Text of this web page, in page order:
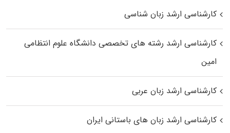
کارشناسی ارشد زبان شناسی
کارشناسی ارشد رﺷﺘﻪ ﻫﺎی تخصصی داﻧﺸﮕﺎه ﻋﻠﻮم انتظامی
اﻣﻴﻦ
کارشناسی ارشد زبان عربی
کارشناسی ارشد زبان‌ های باستانی ایران